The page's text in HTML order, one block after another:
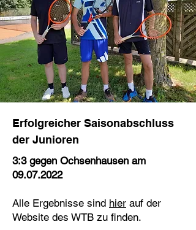
Erfolgreicher Saisonabschluss
der Junioren
3:3 gegen Ochsenhausen am
09.07.2022
Alle Ergebnisse sind hier auf der
Website des WTB zu finden.